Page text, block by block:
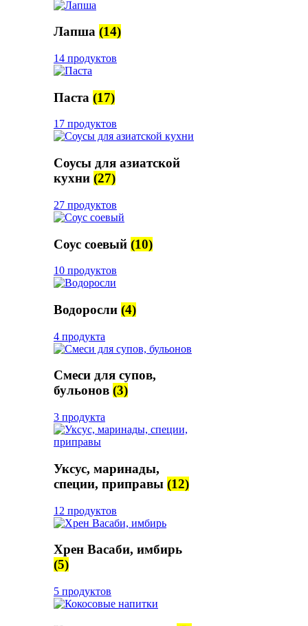
Лапша (14)
14 продуктов
Паста (17)
17 продуктов
Соусы для азиатской
кухни (27)
27 продуктов
Соус соевый (10)
10 продуктов
Водоросли (4)
4 продукта
Смеси для супов,
бульонов (3)
3 продукта
Уксус, маринады,
специи, приправы (12)
12 продуктов
Хрен Васаби, имбирь
(5)
5 продуктов